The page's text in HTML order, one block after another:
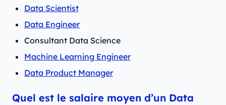
Data Scientist
Data Engineer
Consultant Data Science
Machine Learning Engineer
Data Product Manager
Quel est le salaire moyen d’un Data